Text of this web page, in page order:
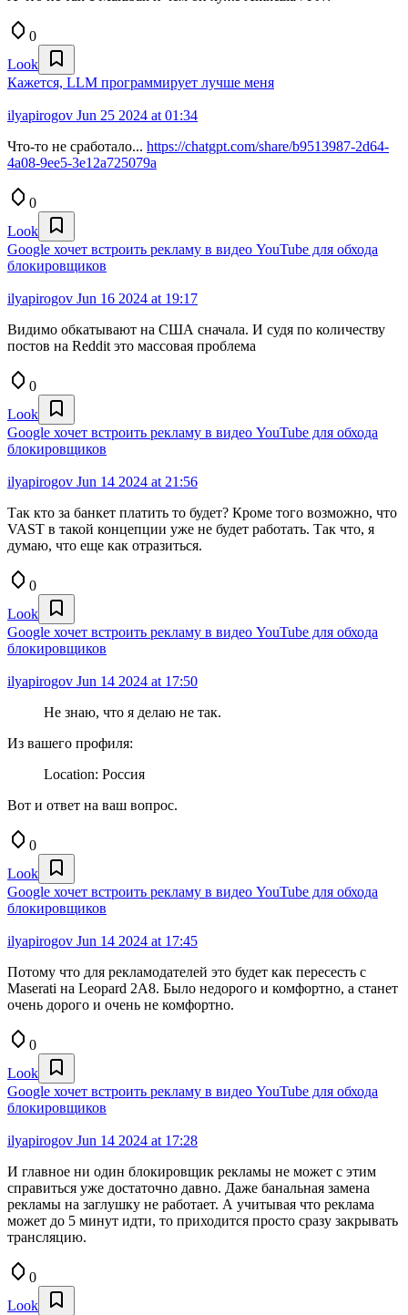
0
Look
Кажется, LLM программирует лучше меня
ilyapirogov Jun 25 2024 at 01:34
Что-то не сработало... https://chatgpt.com/share/b9513987-2d64-
4a08-9ee5-3e12a725079a
0
Look
Google хочет встроить рекламу в видео YouTube для обхода
блокировщиков
ilyapirogov Jun 16 2024 at 19:17
Видимо обкатывают на США сначала. И судя по количеству
постов на Reddit это массовая проблема
0
Look
Google хочет встроить рекламу в видео YouTube для обхода
блокировщиков
ilyapirogov Jun 14 2024 at 21:56
Так кто за банкет платить то будет? Кроме того возможно, что
VAST в такой концепции уже не будет работать. Так что, я
думаю, что еще как отразиться.
0
Look
Google хочет встроить рекламу в видео YouTube для обхода
блокировщиков
ilyapirogov Jun 14 2024 at 17:50
Не знаю, что я делаю не так.
Из вашего профиля:
Location: Россия
Вот и ответ на ваш вопрос.
0
Look
Google хочет встроить рекламу в видео YouTube для обхода
блокировщиков
ilyapirogov Jun 14 2024 at 17:45
Потому что для рекламодателей это будет как пересесть с
Maserati на Leopard 2A8. Было недорого и комфортно, а станет
очень дорого и очень не комфортно.
0
Look
Google хочет встроить рекламу в видео YouTube для обхода
блокировщиков
ilyapirogov Jun 14 2024 at 17:28
И главное ни один блокировщик рекламы не может с этим
справиться уже достаточно давно. Даже банальная замена
рекламы на заглушку не работает. А учитывая что реклама
может до 5 минут идти, то приходится просто сразу закрывать
трансляцию.
0
Look